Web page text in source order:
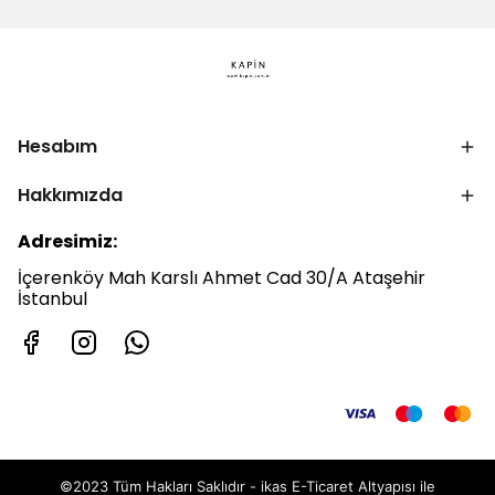
Hesabım
Hakkımızda
Adresimiz:
İçerenköy Mah Karslı Ahmet Cad 30/A Ataşehir
İstanbul
©2023 Tüm Hakları Saklıdır - ikas E-Ticaret Altyapısı ile